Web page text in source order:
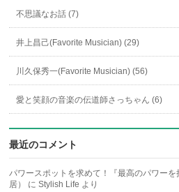
不思議なお話 (7)
井上昌己(Favorite Musician) (29)
川久保秀一(Favorite Musician) (56)
愛と笑顔の音楽の伝道師さっちゃん (6)
最近のコメント
パワースポットを求めて！『最高のパワー
居）
にStylish Life より